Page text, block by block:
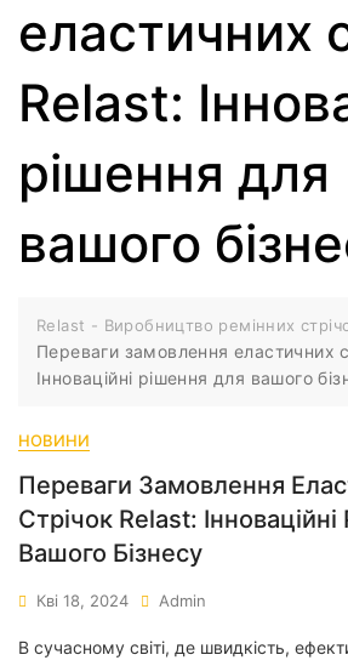
еластичних
Relast:
рішення для
вашого
Relast - Виробництво ремінних
Переваги замовлення еластичних
Інноваційні рішення для вашого
НОВИНИ
Переваги Замовлення
Стрічок Relast:
Вашого Бізнесу
Кві 18, 2024 Admin
В сучасному світі, де швидкість,